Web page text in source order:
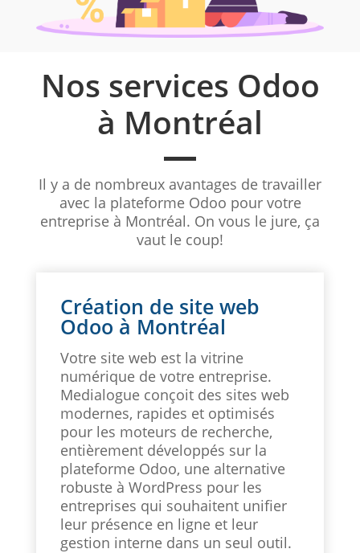
Nos services Odoo
à Montréal
Il y a de nombreux avantages de travailler
avec la plateforme Odoo pour votre
entreprise à Montréal. On vous le jure, ça
vaut le coup!
Création de site web
Odoo à Montréal
Votre site web est la vitrine
numérique de votre entreprise.
Medialogue conçoit des sites web
modernes, rapides et optimisés
pour les moteurs de recherche,
entièrement développés sur la
plateforme Odoo, une alternative
robuste à WordPress pour les
entreprises qui souhaitent unifier
leur présence en ligne et leur
gestion interne dans un seul outil.